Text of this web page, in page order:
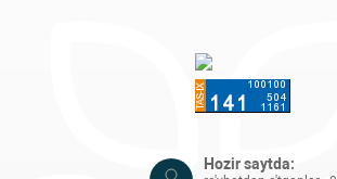
Hozir saytda: